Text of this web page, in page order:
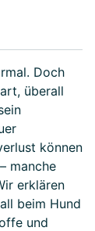
Doch
überall
können
manche
erklären
beim Hund
und